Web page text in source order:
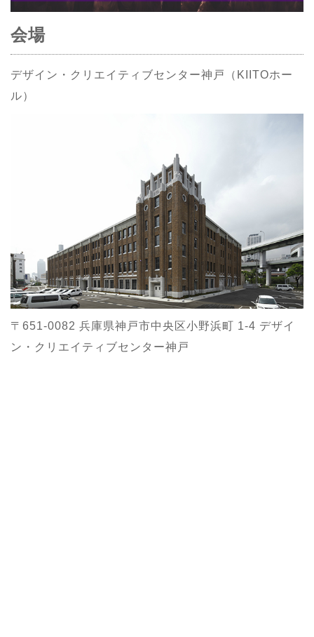
会場
デザイン・クリエイティブセンター神戸（KIITOホー
ル）
〒651-0082 兵庫県神戸市中央区小野浜町 1-4 デザイ
ン・クリエイティブセンター神戸